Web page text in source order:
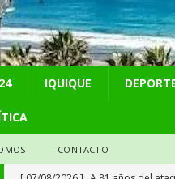
IQUIQUE
CONTACTO